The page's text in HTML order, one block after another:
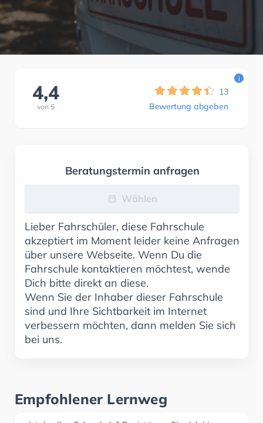
4,4
von 5
13
Bewertung abgeben
i
Beratungstermin anfragen
Wählen
Lieber Fahrschüler, diese Fahrschule
akzeptiert im Moment leider keine Anfragen
über unsere Webseite. Wenn Du die
Fahrschule kontaktieren möchtest, wende
Dich bitte direkt an diese.
Wenn Sie der Inhaber dieser Fahrschule
sind und Ihre Sichtbarkeit im Internet
verbessern möchten, dann melden Sie sich
bei uns.
Empfohlener Lernweg